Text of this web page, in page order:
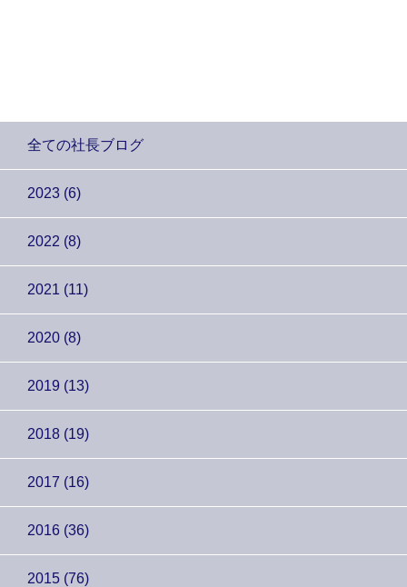
全ての社長ブログ
2023 (6)
2022 (8)
2021 (11)
2020 (8)
2019 (13)
2018 (19)
2017 (16)
2016 (36)
2015 (76)